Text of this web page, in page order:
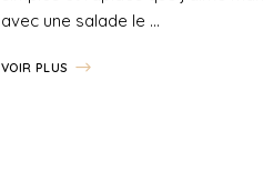
avec une salade le …
VOIR PLUS